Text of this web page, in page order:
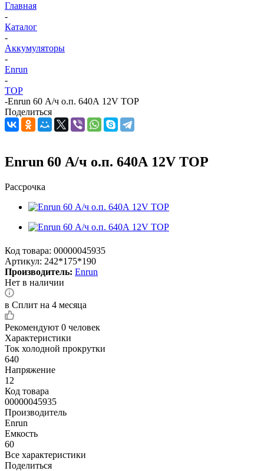
Главная
-
Каталог
-
Аккумуляторы
-
Enrun
-
TOP
-Enrun 60 А/ч о.п. 640А 12V TOP
Поделиться
Enrun 60 А/ч о.п. 640А 12V TOP
Рассрочка
Код товара: 00000045935
Артикул: 242*175*190
Производитель: Enrun
Нет в наличии
в Сплит на 4 месяца
Рекомендуют 0 человек
Характеристики
Ток холодной прокрутки
640
Напряжение
12
Код товара
00000045935
Производитель
Enrun
Емкость
60
Все характеристики
Поделиться